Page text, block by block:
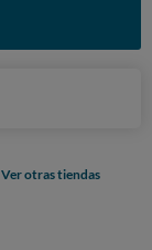
Ver otras tiendas